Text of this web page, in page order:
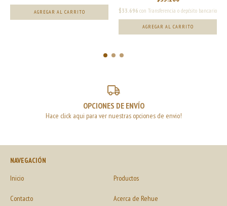
AGREGAR AL CARRITO $33.696 con Transferencia o depósito bancario
OPCIONES DE ENVÍO
Hace click aqui para ver nuestras opciones de envio!
NAVEGACIÓN
Inicio
Productos
Contacto Acerca de Rehue